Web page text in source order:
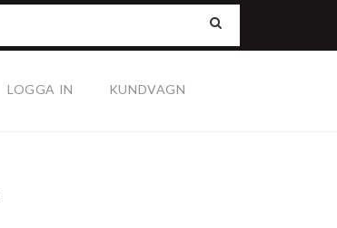
LOGGA IN KUNDVAGN